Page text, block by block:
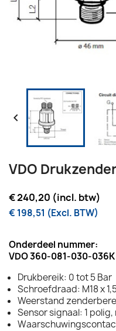

VDO
€ 240,20 (incl. btw)
€ 198,51 (Excl. BTW)
Onderdeel nummer:
VDO 360-081-030-036K
Drukbereik: 0 tot 5 Bar
Schroefdraad: M18 x
Weerstand
Sensor signaal: 1